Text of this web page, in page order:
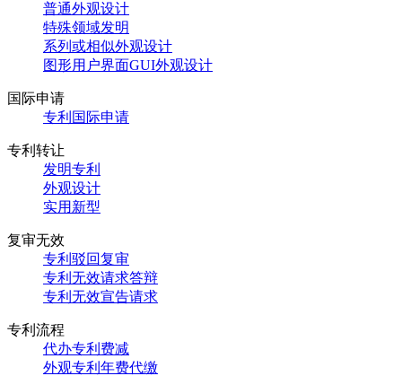
普通外观设计
特殊领域发明
系列或相似外观设计
图形用户界面GUI外观设计
国际申请
专利国际申请
专利转让
发明专利
外观设计
实用新型
复审无效
专利驳回复审
专利无效请求答辩
专利无效宣告请求
专利流程
代办专利费减
外观专利年费代缴